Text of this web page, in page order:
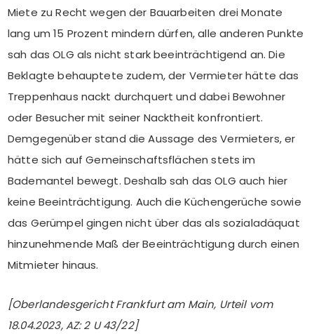
Miete zu Recht wegen der Bauarbeiten drei Monate
lang um 15 Prozent mindern dürfen, alle anderen Punkte
sah das OLG als nicht stark beeinträchtigend an. Die
Beklagte behauptete zudem, der Vermieter hätte das
Treppenhaus nackt durchquert und dabei Bewohner
oder Besucher mit seiner Nacktheit konfrontiert.
Demgegenüber stand die Aussage des Vermieters, er
hätte sich auf Gemeinschaftsflächen stets im
Bademantel bewegt. Deshalb sah das OLG auch hier
keine Beeinträchtigung. Auch die Küchengerüche sowie
das Gerümpel gingen nicht über das als sozialadäquat
hinzunehmende Maß der Beeinträchtigung durch einen
Mitmieter hinaus.
[Oberlandesgericht Frankfurt am Main, Urteil vom
18.04.2023, AZ: 2 U 43/22]